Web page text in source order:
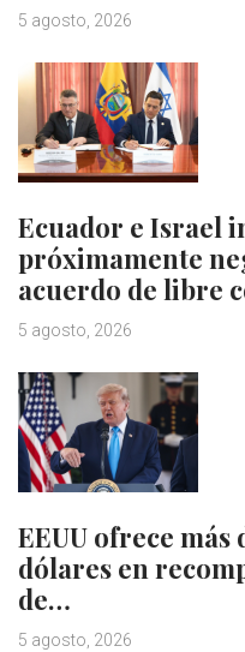
5 agosto, 2026
Ecuador e Israel
próximamente
acuerdo de libre
5 agosto, 2026
EEUU ofrece más
dólares en
de…
5 agosto, 2026